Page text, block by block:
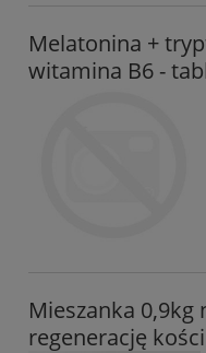
Melatonina +
witamina B6 -
Mieszanka 0,9kg
regenerację